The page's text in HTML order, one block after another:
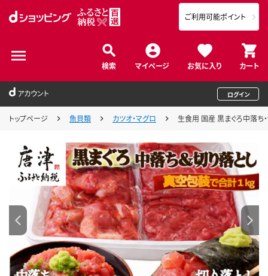
検索 マイページ お気に入り カート
ご利用可能ポイント
アカウント ログイン
トップページ 魚貝類 カツオ・マグロ 生食用 国産 黒まぐろ中落ち